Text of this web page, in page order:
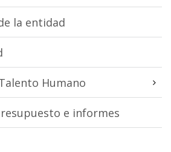
la entidad
Humano
e informes